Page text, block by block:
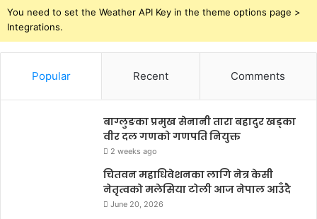
You need to set the Weather API Key in the theme options page >
Integrations.
Popular Recent Comments
बाग्लुङका प्रमुख सेनानी तारा बहादुर खड्का
वीर दल गणको गणपति नियुक्त
2 weeks ago
चितवन महाधिवेशनका लागि नेत्र केसी
नेतृत्वको मलेसिया टोली आज नेपाल आउँदै
June 20, 2026